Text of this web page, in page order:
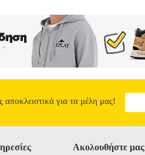
αποκλειστικά για τα μέλη μας!
Ακολουθήστε μας